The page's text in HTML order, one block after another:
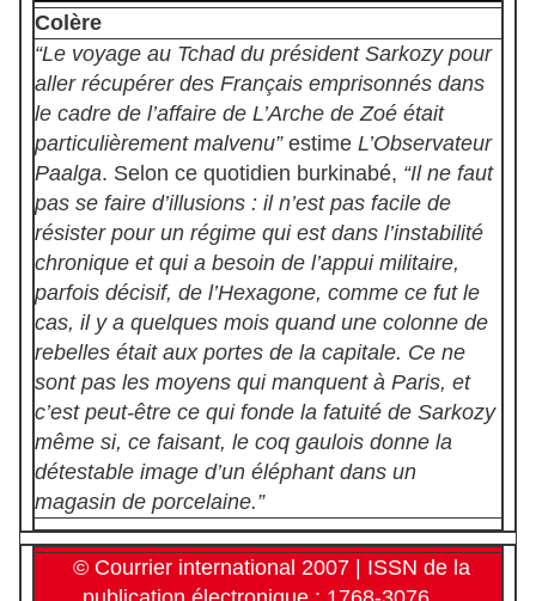
Colère
“Le voyage au Tchad du président Sarkozy pour
aller récupérer des Français emprisonnés dans
le cadre de l’affaire de L’Arche de Zoé était
particulièrement malvenu”estime L’Observateur
Paalga. Selon ce quotidien burkinabé, “Il ne faut
pas se faire d’illusions : il n’est pas facile de
résister pour un régime qui est dans l’instabilité
chronique et qui a besoin de l’appui militaire,
parfois décisif, de l’Hexagone, comme ce fut le
cas, il y a quelques mois quand une colonne de
rebelles était aux portes de la capitale. Ce ne
sont pas les moyens qui manquent à Paris, et
c’est peut-être ce qui fonde la fatuité de Sarkozy
même si, ce faisant, le coq gaulois donne la
détestable image d’un éléphant dans un
magasin de porcelaine.”
© Courrier international 2007 | ISSN de la